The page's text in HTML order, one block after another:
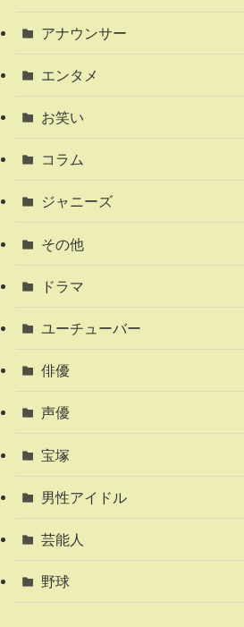
アナウンサー
エンタメ
お笑い
コラム
ジャニーズ
その他
ドラマ
ユーチューバー
俳優
声優
宝塚
男性アイドル
芸能人
野球